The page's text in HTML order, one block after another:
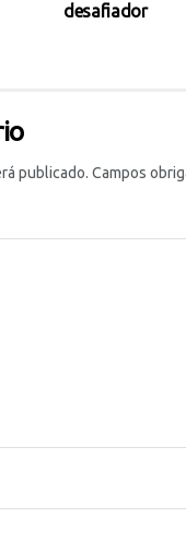
desafiador
publicado. Campos